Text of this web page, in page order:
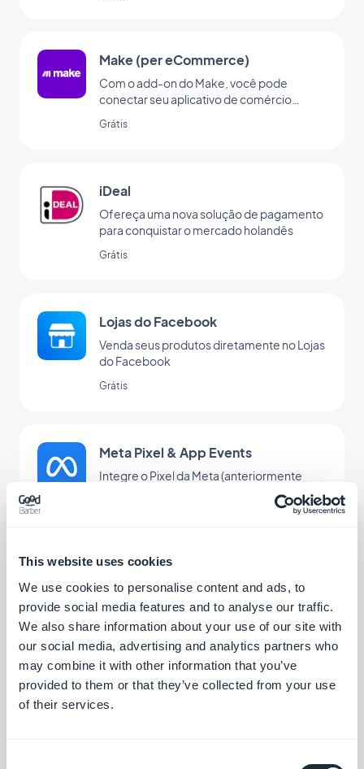
This website uses cookies
We use cookies to personalise content and ads, to
provide social media features and to analyse our traffic.
We also share information about your use of our site with
our social media, advertising and analytics partners who
may combine it with other information that you’ve
provided to them or that they’ve collected from your use
of their services.
Make (per eCommerce)
Com o add-on do Make, você pode
conectar seu aplicativo de comércio
online. É o add-on perfeito para configurar
Grátis
iDeal
Ofereça uma nova solução de pagamento
para conquistar o mercado holandês
Grátis
Lojas do Facebook
Venda seus produtos diretamente no Lojas
do Facebook
Grátis
Meta Pixel & App Events
Integre o Pixel da Meta (anteriormente
Pixel do Facebook) e o SDK do Facebook
Event Analytics no seu aplicativo para
marketing
Stripe Extended
Ofereça métodos de pagamento
adicionais na sua loja com o Stripe
Extended
Grátis
ClickSend